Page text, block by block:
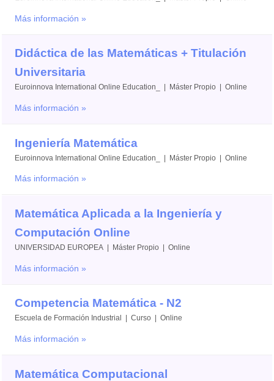
Más información »
Didáctica de las Matemáticas + Titulación
Universitaria
Euroinnova International Online Education_ | Máster Propio | Online
Más información »
Ingeniería Matemática
Euroinnova International Online Education_ | Máster Propio | Online
Más información »
Matemática Aplicada a la Ingeniería y
Computación Online
UNIVERSIDAD EUROPEA | Máster Propio | Online
Más información »
Competencia Matemática - N2
Escuela de Formación Industrial | Curso | Online
Más información »
Matemática Computacional